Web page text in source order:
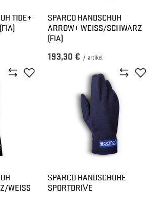
TIDE+
SPARCO HANDSCHUH
ARROW+ WEISS/SCHWARZ (
FIA)
193,30 € / artikel
WEISS (
SPARCO HANDSCHUHE
SPORTDRIVE